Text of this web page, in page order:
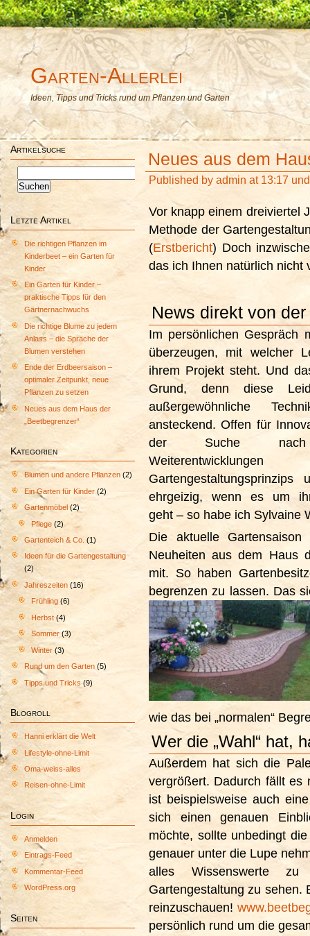
Garten-Allerlei
Ideen, Tipps und Tricks rund um Pflanzen und Garten
Artikelsuche
nach:
Letzte Artikel
Die richtigen Pflanzen im
Kinderbeet – ein Garten für
Kinder
Ein Garten für Kinder –
praktische Tipps für den
Gärtnernachwuchs
Die richtige Blume zu jedem
Anlass – die Sprache der
Blumen verstehen
Ende der Erdbeersaison –
optimaler Zeitpunkt, neue
Pflanzen zu setzen
Neues aus dem Haus der
„Beetbegrenzer“
Kategorien
Blumen und andere Pflanzen (2)
Ein Garten für Kinder (2)
Gartenmöbel (2)
Pflege (2)
Gartenteich & Co. (1)
Ideen für die Gartengestaltung
(2)
Jahreszeiten (16)
Frühling (6)
Herbst (4)
Sommer(3)
Winter (3)
Rund um den Garten (5)
Tipps und Tricks(9)
Blogroll
Hanni erklärt die Welt
Lifestyle-ohne-Limit
Oma-weiss-alles
Reisen-ohne-Limit
Login
Anmelden
Eintrags-Feed
Kommentar-Feed
WordPress.org
Seiten
Neues aus dem
Published by admin at 13:17
Vor knapp einem dreiviertel
Methode der
(Erstbericht) Doch
das ich Ihnen natürlich nicht
News direkt von
Im persönlichen Gespräch
überzeugen, mit welcher
ihrem Projekt steht. Und
Grund, denn diese
außergewöhnliche
ansteckend. Offen für
der Suche nach
Gartengestaltungsprinzips
ehrgeizig, wenn es um
geht – so habe ich Sylvaine
Die aktuelle Gartensaison
Neuheiten aus dem Haus
mit. So haben
begrenzen zu lassen. Das
wie das bei „normalen“
Wer die „Wahl“ hat,
Außerdem hat sich die
vergrößert. Dadurch fällt es
ist beispielsweise auch
sich einen genauen
möchte, sollte unbedingt
genauer unter die Lupe
alles Wissenswerte
Gartengestaltung zu sehen.
reinzuschauen!
persönlich rund um die